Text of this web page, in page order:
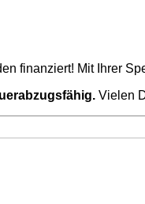
finanziert! Mit Ihrer
Vielen